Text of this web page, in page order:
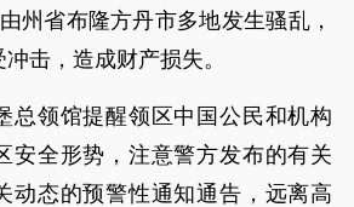
州省布隆方丹市多地发生骚乱，
击，造成财产损失。
总领馆提醒领区中国公民和机构
安全形势，注意警方发布的有关
动态的预警性通知通告，远离高